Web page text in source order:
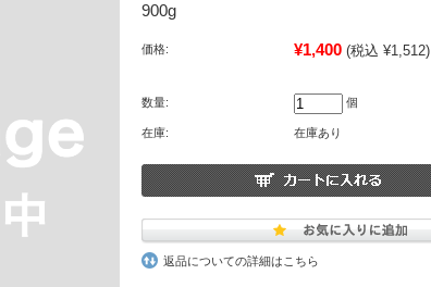
900g
価格: ¥1,400 (税込 ¥1,512)
数量: 個
在庫: 在庫あり
返品についての詳細はこちら